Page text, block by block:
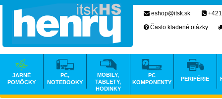
eshop@itsk.sk
Často kladené otázky
JARNÉ
POMÔCKY
PC,
NOTEBOOKY
MOBILY,
TABLETY,
HODINKY
PC
KOMPONENTY
PERIFÉRIE